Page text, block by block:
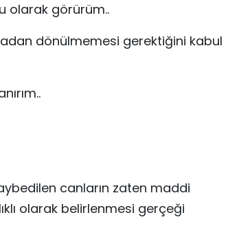
olarak görürüm..
dönülmemesi gerektiğini kabul
canların zaten maddi
olarak belirlenmesi gerçeği